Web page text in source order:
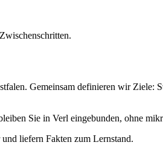
Gemeinsam definieren wir Ziele:
Sie in Verl eingebunden, ohne
liefern Fakten zum Lernstand.